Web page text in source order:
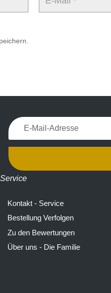
Service
Kontakt - Service
Bestellung Verfolgen
Zu den Bewertungen
Über uns - Die Familie